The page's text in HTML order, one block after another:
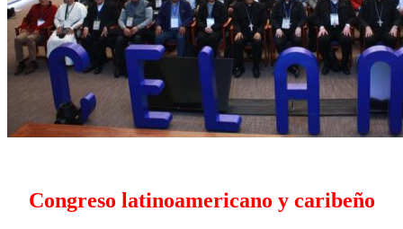
Congreso latinoamericano y caribeño